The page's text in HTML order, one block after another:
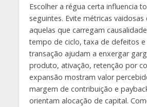
Escolher a régua certa influencia
seguintes. Evite métricas vaidosas
aquelas que carregam
tempo de ciclo, taxa de defeitos
transação ajudam a enxergar
produto, ativação, retenção por
expansão mostram valor
margem de contribuição e
orientam alocação de capital.